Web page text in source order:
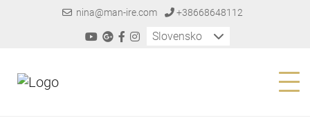
nina@man-ire.com +38668648112
Slovensko